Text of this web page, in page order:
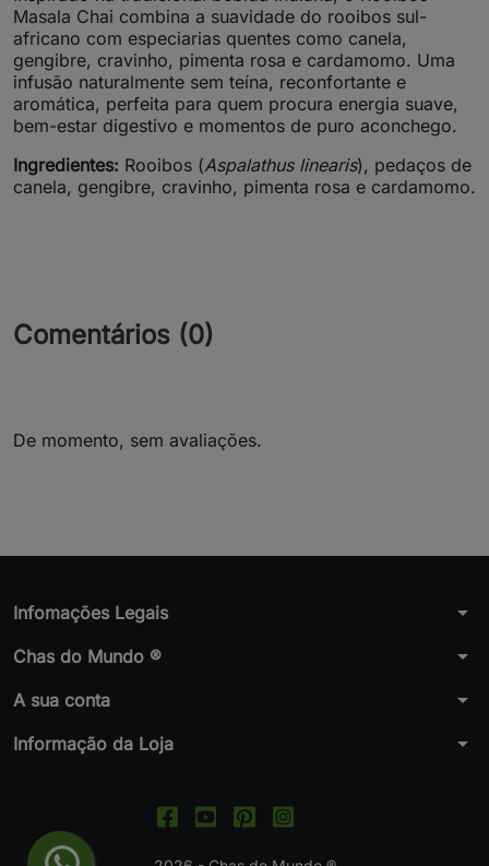
Masala Chai combina a suavidade do rooibos sul-
africano com especiarias quentes como canela,
gengibre, cravinho, pimenta rosa e cardamomo. Uma
infusão naturalmente sem teína, reconfortante e
aromática, perfeita para quem procura energia suave,
bem-estar digestivo e momentos de puro aconchego.
Ingredientes: Rooibos (Aspalathus linearis), pedaços de
canela, gengibre, cravinho, pimenta rosa e cardamomo.
Comentários (0)
De momento, sem avaliações.
Infomações Legais arrow_drop_down
Chas do Mundo ® arrow_drop_down
A sua conta arrow_drop_down
Informação da Loja arrow_drop_down